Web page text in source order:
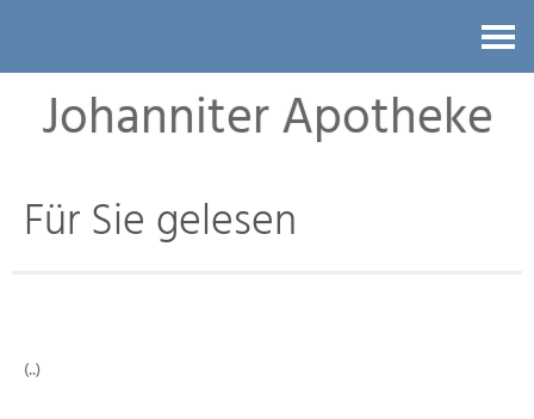
Johanniter Apotheke
Für Sie gelesen
(..)